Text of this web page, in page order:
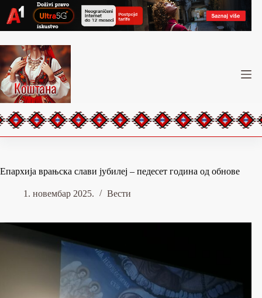
content
Епархија врањска слави јубилеј – педесет година од обнове
1. новембар 2025. Вести